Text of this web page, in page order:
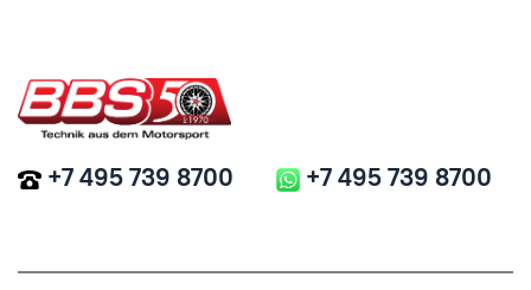
+7 495 739 8700 +7 495 739 8700